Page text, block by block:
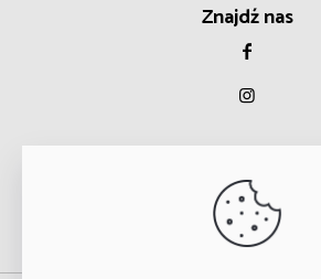
Znajdź nas